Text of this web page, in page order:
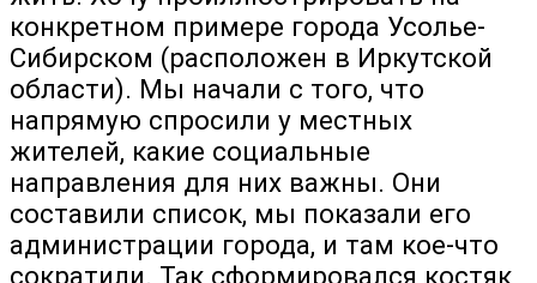
конкретном примере города Усолье-
Сибирском (расположен в Иркутской
области). Мы начали с того, что
напрямую спросили у местных
жителей, какие социальные
направления для них важны. Они
составили список, мы показали его
администрации города, и там кое-что
сократили. Так сформировался костяк